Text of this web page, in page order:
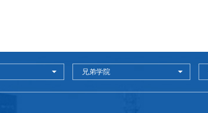
兄弟学院